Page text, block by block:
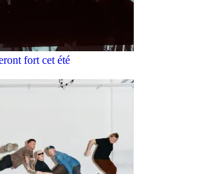
fort cet été